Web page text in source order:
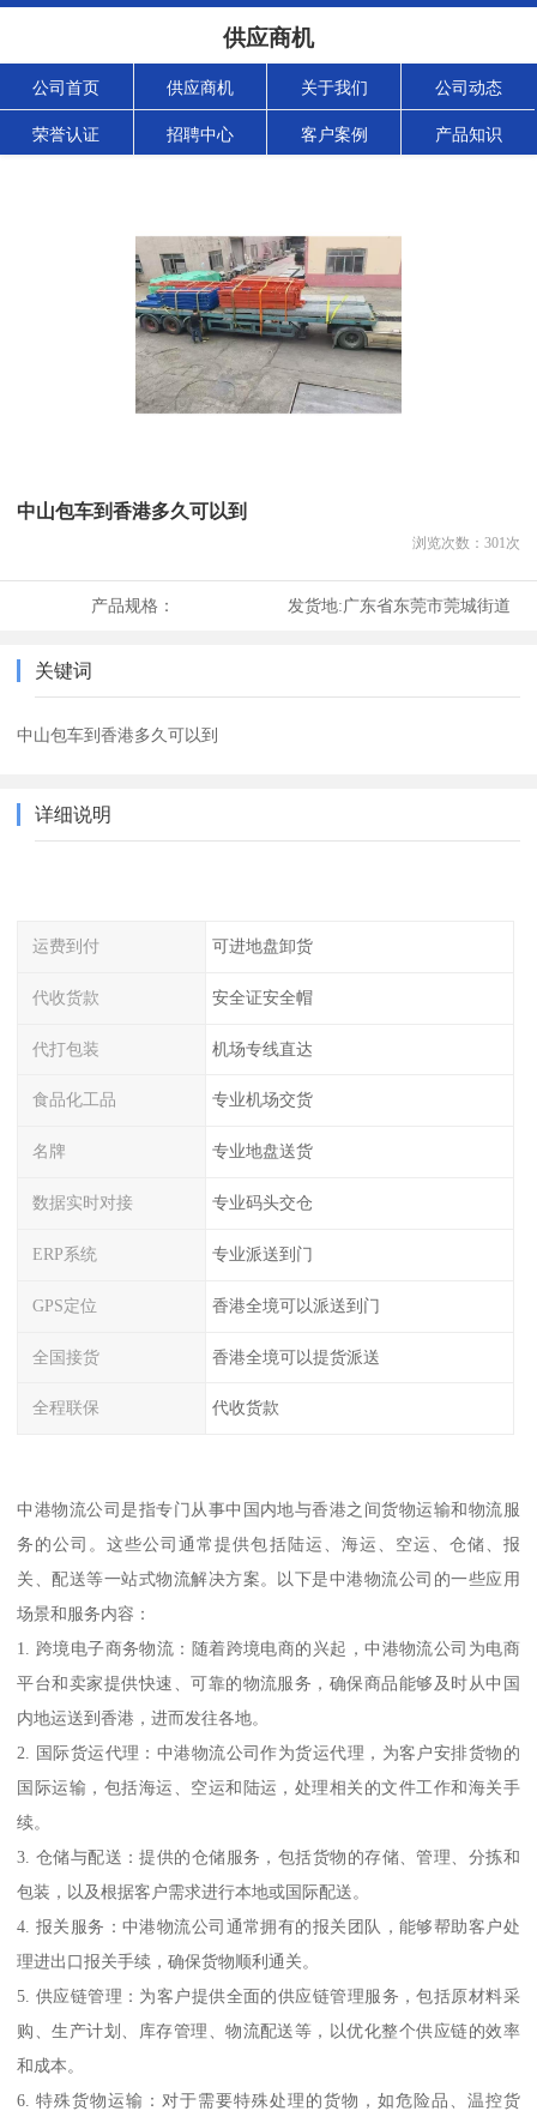
供应商机
公司首页 供应商机 关于我们 公司动态
荣誉认证 招聘中心 客户案例 产品知识
中山包车到香港多久可以到
浏览次数： 301次
产品规格： 发货地:广东省东莞市莞城街道
关键词
中山包车到香港多久可以到
详细说明
运费到付 可进地盘卸货
代收货款 安全证安全帽
代打包装 机场专线直达
食品化工品 专业机场交货
名牌 专业地盘送货
数据实时对接 专业码头交仓
ERP系统 专业派送到门
GPS定位 香港全境可以派送到门
全国接货 香港全境可以提货派送
全程联保 代收货款
中港物流公司是指专门从事中国内地与香港之间货物运输和物流服
务的公司。这些公司通常提供包括陆运、海运、空运、仓储、报
关、配送等一站式物流解决方案。以下是中港物流公司的一些应用
场景和服务内容：
1. 跨境电子商务物流：随着跨境电商的兴起，中港物流公司为电商
平台和卖家提供快速、可靠的物流服务，确保商品能够及时从中国
内地运送到香港，进而发往各地。
2. 国际货运代理：中港物流公司作为货运代理，为客户安排货物的
国际运输，包括海运、空运和陆运，处理相关的文件工作和海关手
续。
3. 仓储与配送：提供的仓储服务，包括货物的存储、管理、分拣和
包装，以及根据客户需求进行本地或国际配送。
4. 报关服务：中港物流公司通常拥有的报关团队，能够帮助客户处
理进出口报关手续，确保货物顺利通关。
5. 供应链管理：为客户提供全面的供应链管理服务，包括原材料采
购、生产计划、库存管理、物流配送等，以优化整个供应链的效率
和成本。
6. 特殊货物运输：对于需要特殊处理的货物，如危险品、温控货